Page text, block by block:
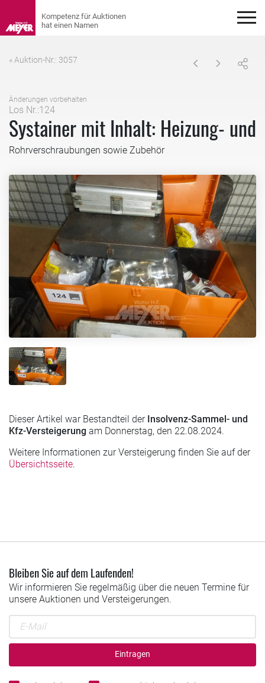
« Auktion-Nr.: 3057
Änderungen vorbehalten
Los Nr.:124
Systainer mit Inhalt: Heizung- und
Rohrverschraubungen sowie Zubehör
Dieser Artikel war Bestandteil der Insolvenz-Sammel- und
Kfz-Versteigerung am Donnerstag, den 22.08.2024.
Weitere Informationen zur Versteigerung finden Sie auf der
Übersichtsseite.
Bleiben Sie auf dem Laufenden!
Wir informieren Sie regelmäßig über die neuen Termine für
unsere Auktionen und Versteigerungen.
Eintragen